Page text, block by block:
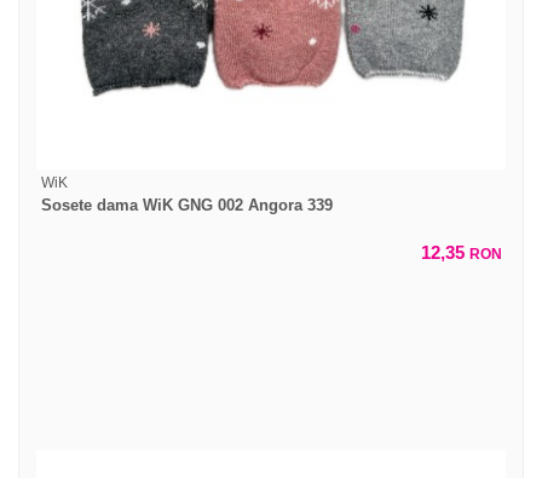
WiK
Sosete dama WiK GNG 002 Angora 339
12,35 RON